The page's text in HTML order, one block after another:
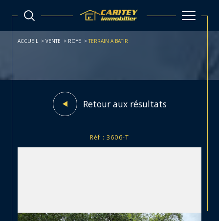
ACCUEIL VENTE ROYE TERRAIN A BATIR
Retour aux résultats
Réf : 3606-T